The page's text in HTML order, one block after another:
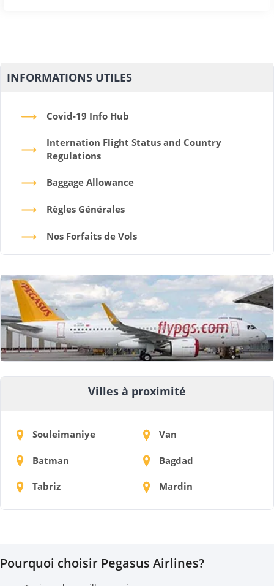
INFORMATIONS UTILES
Covid-19 Info Hub
Internation Flight Status and Country
Regulations
Baggage Allowance
Règles Générales
Nos Forfaits de Vols
Villes à proximité
Souleimaniye Van
Batman Bagdad
Tabriz Mardin
Pourquoi choisir Pegasus Airlines?